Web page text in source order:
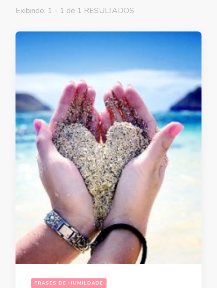
Exibindo: 1 - 1 de 1 RESULTADOS
FRASES DE HUMILDADE